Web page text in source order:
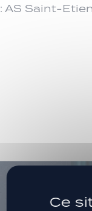
: AS Saint-
Ce